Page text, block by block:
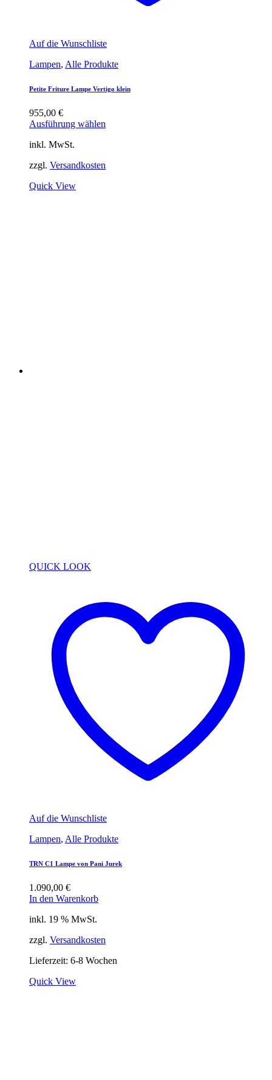
Auf die Wunschliste
Lampen, Alle Produkte
Petite Friture Lampe Vertigo klein
955,00 €
Ausführung wählen
inkl. MwSt.
zzgl. Versandkosten
Quick View
QUICK LOOK
Auf die Wunschliste
Lampen, Alle Produkte
TRN C1 Lampe von Pani Jurek
1.090,00 €
In den Warenkorb
inkl. 19 % MwSt.
zzgl. Versandkosten
Lieferzeit: 6-8 Wochen
Quick View